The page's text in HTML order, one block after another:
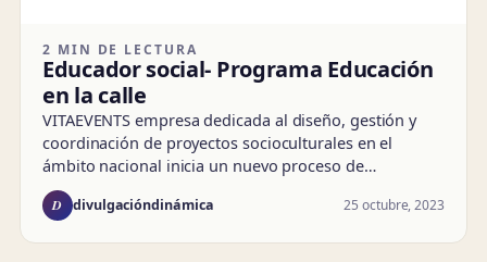
2 MIN DE LECTURA
Educador social- Programa Educación
en la calle
VITAEVENTS empresa dedicada al diseño, gestión y
coordinación de proyectos socioculturales en el
ámbito nacional inicia un nuevo proceso de…
D divulgacióndinámica 25 octubre, 2023